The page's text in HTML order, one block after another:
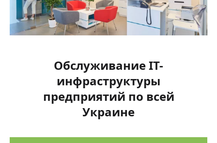
Обслуживание IТ-
инфраструктуры
предприятий по всей
Украине